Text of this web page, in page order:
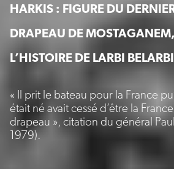
HARKIS : FIGURE DU
DRAPEAU DE
L’HISTOIRE DE LARBI BELARBI
« Il prit le bateau pour la France
était né avait cessé d’être la
drapeau », citation du général
1979).